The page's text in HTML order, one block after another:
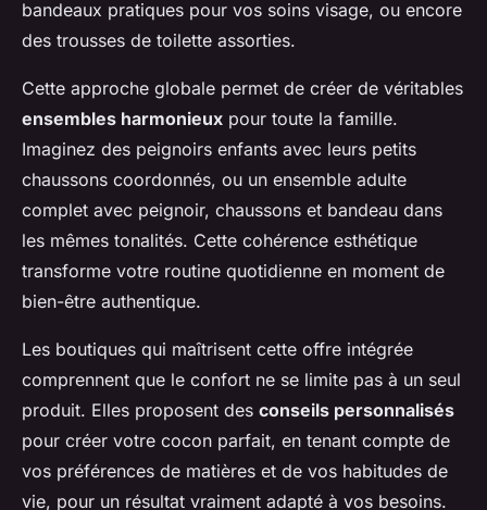
bandeaux pratiques pour vos soins visage, ou encore
des trousses de toilette assorties.
Cette approche globale permet de créer de véritables
ensembles harmonieux pour toute la famille.
Imaginez des peignoirs enfants avec leurs petits
chaussons coordonnés, ou un ensemble adulte
complet avec peignoir, chaussons et bandeau dans
les mêmes tonalités. Cette cohérence esthétique
transforme votre routine quotidienne en moment de
bien-être authentique.
Les boutiques qui maîtrisent cette offre intégrée
comprennent que le confort ne se limite pas à un seul
produit. Elles proposent des conseils personnalisés
pour créer votre cocon parfait, en tenant compte de
vos préférences de matières et de vos habitudes de
vie, pour un résultat vraiment adapté à vos besoins.